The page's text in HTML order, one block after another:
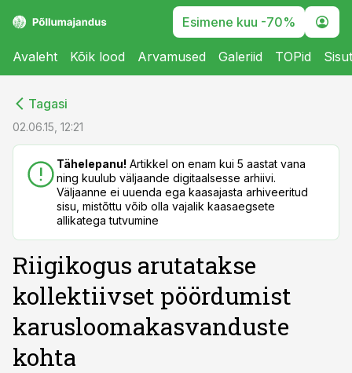
Esimene kuu -70%
Avaleht Kõik lood Arvamused Galeriid TOPid
Tagasi
02.06.15, 12:21
Tähelepanu! Artikkel on enam kui 5 aastat vana
ning kuulub väljaande digitaalsesse arhiivi.
Väljaanne ei uuenda ega kaasajasta arhiveeritud
sisu, mistõttu võib olla vajalik kaasaegsete
allikatega tutvumine
Riigikogus arutatakse
kollektiivset pöördumist
karusloomakasvanduste
kohta